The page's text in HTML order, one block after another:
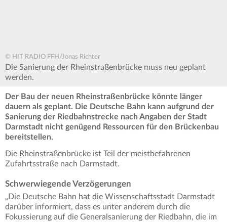
© HIT RADIO FFH/Jonas Richter
Die Sanierung der Rheinstraßenbrücke muss neu geplant
werden.
Der Bau der neuen Rheinstraßenbrücke könnte länger
dauern als geplant. Die Deutsche Bahn kann aufgrund der
Sanierung der Riedbahnstrecke nach Angaben der Stadt
Darmstadt nicht genügend Ressourcen für den Brückenbau
bereitstellen.
Die Rheinstraßenbrücke ist Teil der meistbefahrenen
Zufahrtsstraße nach Darmstadt.
Schwerwiegende Verzögerungen
„Die Deutsche Bahn hat die Wissenschaftsstadt Darmstadt
darüber informiert, dass es unter anderem durch die
Fokussierung auf die Generalsanierung der Riedbahn, die im